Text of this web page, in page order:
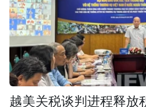
越美关税谈判进程释放